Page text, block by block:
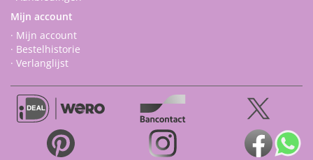
Mijn account
· Mijn account
· Bestelhistorie
· Verlanglijst